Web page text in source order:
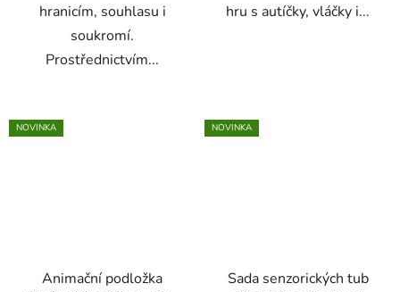
hranicím, souhlasu i
soukromí.
Prostřednictvím...
hru s autíčky, vláčky i...
NOVINKA
Animační podložka
NOVINKA
Sada senzorických tub